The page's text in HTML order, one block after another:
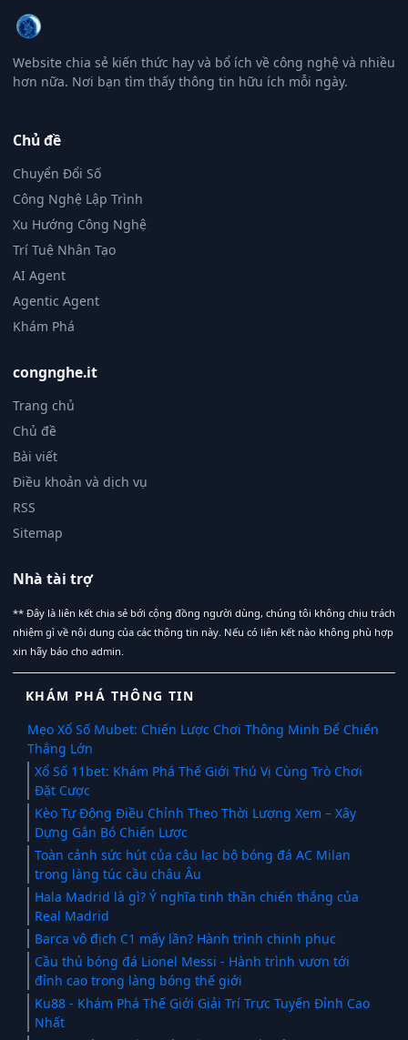
Website chia sẻ kiến thức hay và bổ ích về công nghệ và nhiều
hơn nữa. Nơi bạn tìm thấy thông tin hữu ích mỗi ngày.
Chủ đề
Chuyển Đổi Số
Công Nghệ Lập Trình
Xu Hướng Công Nghệ
Trí Tuệ Nhân Tạo
AI Agent
Agentic Agent
Khám Phá
congnghe.it
Trang chủ
Chủ đề
Bài viết
Điều khoản và dịch vụ
RSS
Sitemap
Nhà tài trợ
** Đây là liên kết chia sẻ bới cộng đồng người dùng, chúng tôi không chịu trách
nhiệm gì về nội dung của các thông tin này. Nếu có liên kết nào không phù hợp
xin hãy báo cho admin.
KHÁM PHÁ THÔNG TIN
Mẹo Xổ Số Mubet: Chiến Lược Chơi Thông Minh Để Chiến
Thắng Lớn
Xổ Số 11bet: Khám Phá Thế Giới Thú Vị Cùng Trò Chơi
Đặt Cược
Kèo Tự Động Điều Chỉnh Theo Thời Lượng Xem – Xây
Dựng Gắn Bó Chiến Lược
Toàn cảnh sức hút của câu lạc bộ bóng đá AC Milan
trong làng túc cầu châu Âu
Hala Madrid là gì? Ý nghĩa tinh thần chiến thắng của
Real Madrid
Barca vô địch C1 mấy lần? Hành trình chinh phục
Cầu thủ bóng đá Lionel Messi - Hành trình vươn tới
đỉnh cao trong làng bóng thế giới
Ku88 - Khám Phá Thế Giới Giải Trí Trực Tuyến Đỉnh Cao
Nhất